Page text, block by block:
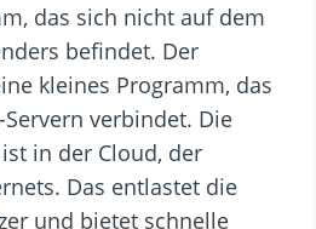
das sich nicht auf dem
befindet. Der
kleines Programm, das
verbindet. Die
in der Cloud, der
Das entlastet die
und bietet schnelle